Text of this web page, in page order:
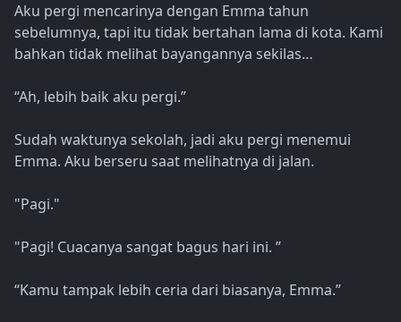
Aku pergi mencarinya dengan Emma tahun
sebelumnya, tapi itu tidak bertahan lama di kota. Kami
bahkan tidak melihat bayangannya sekilas…
“Ah, lebih baik aku pergi.”
Sudah waktunya sekolah, jadi aku pergi menemui
Emma. Aku berseru saat melihatnya di jalan.
"Pagi."
"Pagi! Cuacanya sangat bagus hari ini. ”
“Kamu tampak lebih ceria dari biasanya, Emma.”